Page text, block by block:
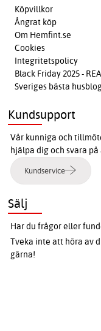
Köpvillkor
Ångrat köp
Om Hemfint.se
Cookies
Integritetspolicy
Black Friday 2025 - REA
Sveriges bästa
Kundsupport
Vår kunniga och
hjälpa dig och svara
Kundservice
Sälj
Har du frågor eller
Tveka inte att höra av
gärna!